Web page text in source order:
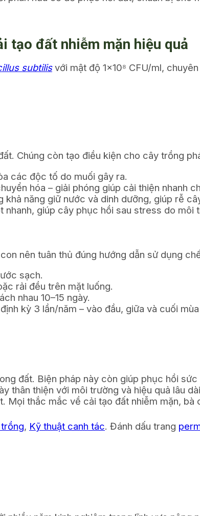
tạo đất nhiễm mặn hiệu quả
subtilisvới mật độ 1×10⁸ CFU/ml,
Chúng còn tạo điều kiện cho cây trồng
các độc tố do muối gây ra.
hóa – giải phóng giúp cải thiện nhanh
khả năng giữ nước và dinh dưỡng, giúp rễ
nhanh, giúp cây phục hồi sau stress do môi
nên tuân thủ đúng hướng dẫn sử dụng
sạch.
rải đều trên mặt luống.
nhau 10–15 ngày.
kỳ 3 lần/năm – vào đầu, giữa và cuối
đất. Biện pháp này còn giúp phục hồi
thân thiện với môi trường và hiệu quả lâu
Mọi thắc mắc về cải tạo đất nhiễm mặn,
, Kỹ thuật canh tác. Đánh dấu trang